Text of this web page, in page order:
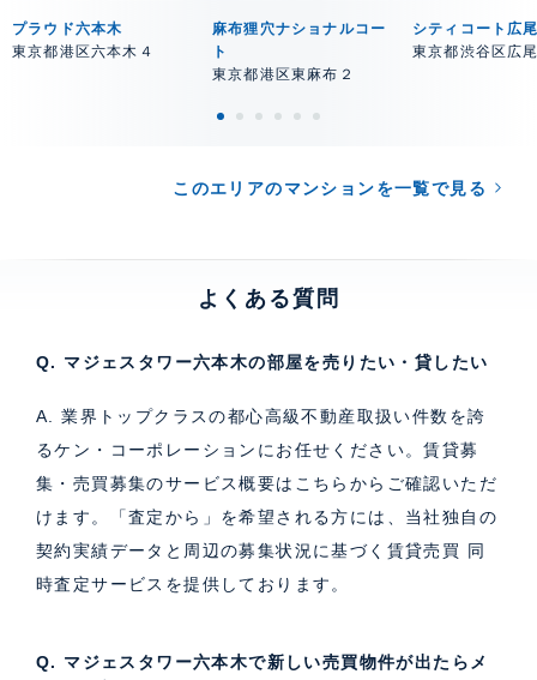
プラウド六本木
東京都港区六本木４
麻布狸穴ナショナルコー
ト
東京都港区東麻布２
シティコート広
東京都渋谷区広
このエリアのマンションを一覧で見る
よくある質問
Q. マジェスタワー六本木の部屋を売りたい・貸したい
A. 業界トップクラスの都心高級不動産取扱い件数を誇
るケン・コーポレーションにお任せください。賃貸募
集・売買募集のサービス概要はこちら からご確認いただ
けます。「査定から」を希望される方には、当社独自の
契約実績データと周辺の募集状況に基づく 賃貸売買 同
時査定サービス を提供しております。
Q. マジェスタワー六本木で新しい売買物件が出たらメ